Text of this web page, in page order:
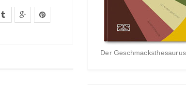
Der